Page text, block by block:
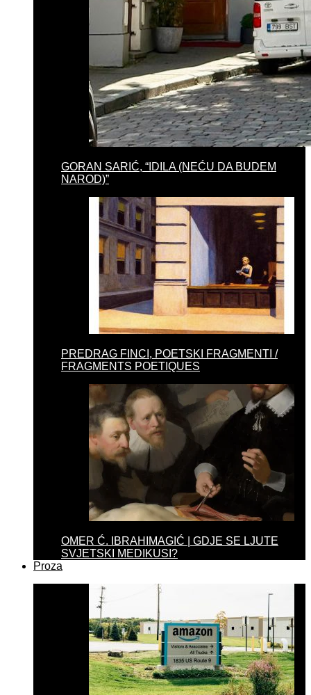
GORAN SARIĆ, “IDILA (NEĆU DA BUDEM
NAROD)”
PREDRAG FINCI, POETSKI FRAGMENTI /
FRAGMENTS POETIQUES
OMER Ć. IBRAHIMAGIĆ | GDJE SE LJUTE
SVJETSKI MEDIKUSI?
Proza